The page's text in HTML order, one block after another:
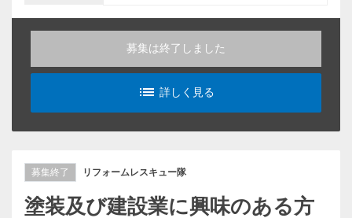
募集は終了しました
list_alt
詳しく見る
募集終了 リフォームレスキュー隊
塗装及び建設業に興味のある方